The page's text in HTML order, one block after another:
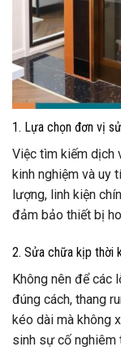
1. Lựa chọn đơn vị
Việc tìm kiếm dịch
kinh nghiệm và uy
lượng, linh kiện
đảm bảo thiết bị
2. Sửa chữa kịp thời
Không nên để các
đúng cách, thang
kéo dài mà không
sinh sự cố nghiêm